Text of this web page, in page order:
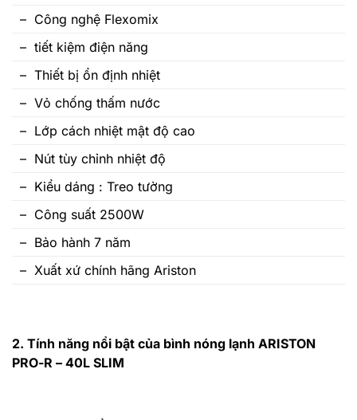
– Công nghệ Flexomix
– tiết kiệm điện năng
– Thiết bị ổn định nhiệt
– Vỏ chống thấm nước
– Lớp cách nhiệt mật độ cao
– Nút tùy chỉnh nhiệt độ
– Kiểu dáng : Treo tường
– Công suất 2500W
– Bảo hành 7 năm
– Xuất xứ chính hãng Ariston
2. Tính năng nổi bật của bình nóng lạnh ARISTON
PRO-R – 40L SLIM